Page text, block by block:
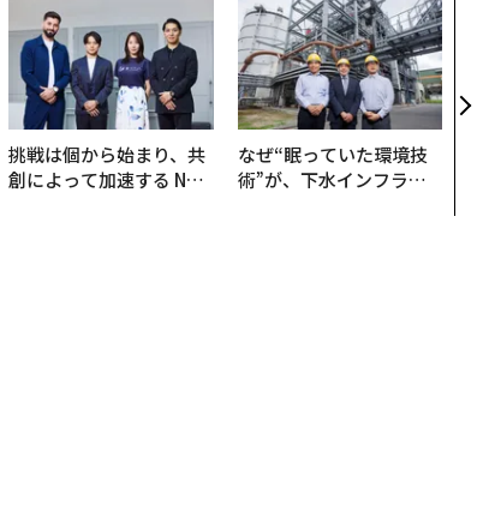
挑戦は個から始まり、共
創によって加速する NOR
なぜ“眠っていた環境技
術”が、下水インフラを
ビ